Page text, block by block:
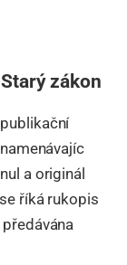
zákon
a originál
říká rukopis